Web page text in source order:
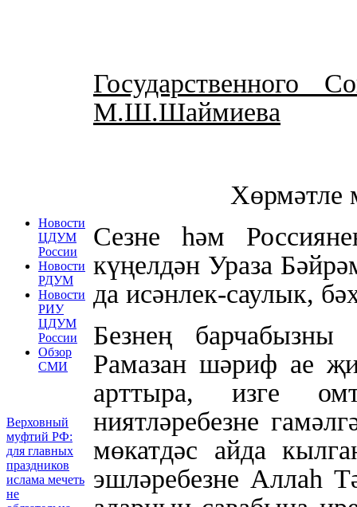
Новости
ЦДУМ
России
Новости
РДУМ
Новости
РИУ
ЦДУМ
России
Обзор
СМИ
Верховный
муфтий РФ:
для главных
праздников
ислама мечеть
не
Государственного
М.Ш.Шаймиева
Хөрмәтле
Сезне һәм
күңелдән Ураза
да исәнлек-саулык,
Безнең барчабызны
Рамазан шәриф ае
арттыра, изге
ниятләребезне
мөкатдәс айда
эшләребезне Аллаһ